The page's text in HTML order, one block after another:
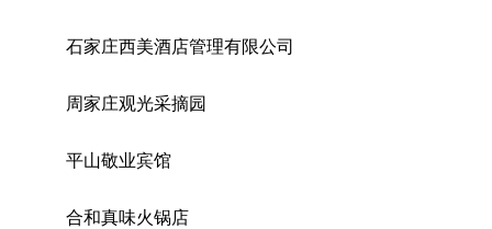
石家庄西美酒店管理有限公司
周家庄观光采摘园
平山敬业宾馆
合和真味火锅店